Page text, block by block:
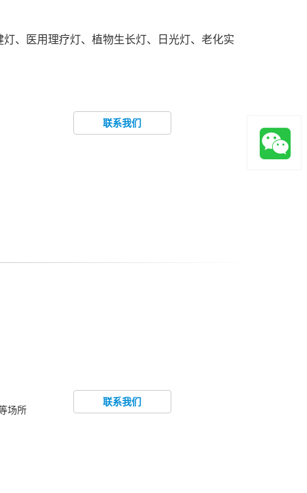
、医用理疗灯、植物生长灯、日光灯、老化实
联系我们
场所
联系我们